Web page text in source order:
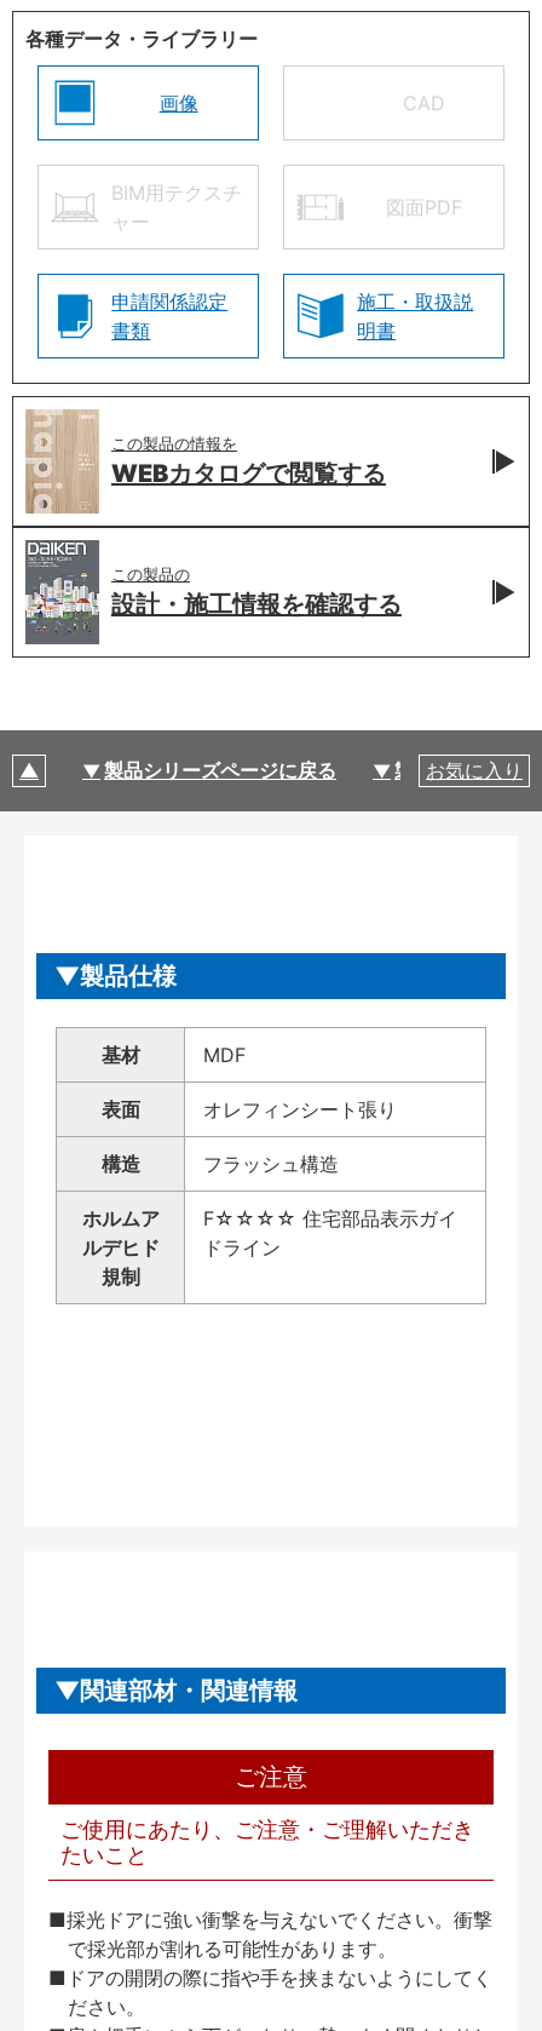
各種データ・ライブラリー
画像 CAD
BIM用テクスチ
ャー
図面PDF
申請関係認定
書類
施工・取扱説
明書
この製品の情報を
WEBカタログで閲覧する
この製品の
設計・施工情報を確認する
製品シリーズページに戻る 製品仕様
お気に入り
製品仕様
基材 MDF
表面 オレフィンシート張り
構造 フラッシュ構造
ホルムア
ルデヒド
規制
F☆☆☆☆ 住宅部品表示ガイ
ドライン
関連部材・関連情報
ご注意
ご使用にあたり、ご注意・ご理解いただき
たいこと
■採光ドアに強い衝撃を与えないでください。衝撃
で採光部が割れる可能性があります。
■ドアの開閉の際に指や手を挟まないようにしてく
ださい。